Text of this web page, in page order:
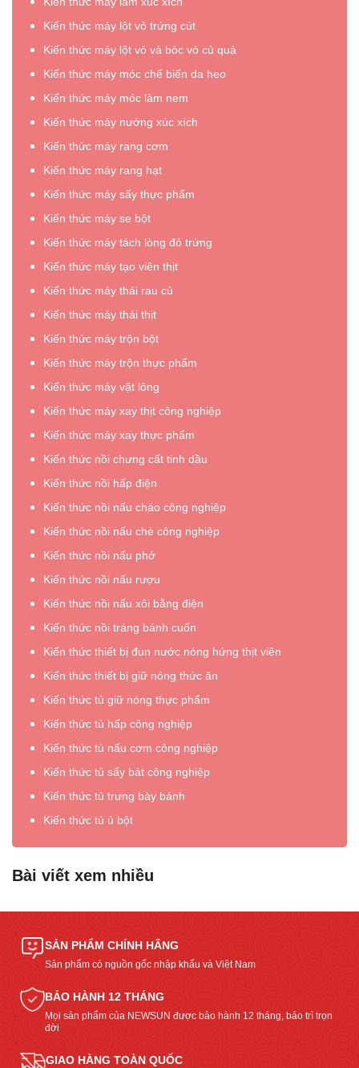
Kiến thức máy lột vỏ trứng cút
Kiến thức máy lột vỏ và bóc vỏ củ quả
Kiến thức máy móc chế biến da heo
Kiến thức máy móc làm nem
Kiến thức máy nướng xúc xích
Kiến thức máy rang cơm
Kiến thức máy rang hạt
Kiến thức máy sấy thực phẩm
Kiến thức máy se bột
Kiến thức máy tách lòng đỏ trứng
Kiến thức máy tạo viên thịt
Kiến thức máy thái rau củ
Kiến thức máy thái thịt
Kiến thức máy trộn bột
Kiến thức máy trộn thực phẩm
Kiến thức máy vặt lông
Kiến thức máy xay thịt công nghiệp
Kiến thức máy xay thực phẩm
Kiến thức nồi chưng cất tinh dầu
Kiến thức nồi hấp điện
Kiến thức nồi nấu cháo công nghiệp
Kiến thức nồi nấu chè công nghiệp
Kiến thức nồi nấu phở
Kiến thức nồi nấu rượu
Kiến thức nồi nấu xôi bằng điện
Kiến thức nồi tráng bánh cuốn
Kiến thức thiết bị đun nước nóng hứng thịt viên
Kiến thức thiết bị giữ nóng thức ăn
Kiến thức tủ giữ nóng thực phẩm
Kiến thức tủ hấp công nghiệp
Kiến thức tủ nấu cơm công nghiệp
Kiến thức tủ sấy bát công nghiệp
Kiến thức tủ trưng bày bánh
Kiến thức tủ ủ bột
Bài viết xem nhiều
SẢN PHẨM CHÍNH HÃNG
Sản phẩm có nguồn gốc nhập khẩu và Việt Nam
BẢO HÀNH 12 THÁNG
Mọi sản phẩm của NEWSUN được bảo hành 12 tháng, bảo trì trọn
đời
GIAO HÀNG TOÀN QUỐC